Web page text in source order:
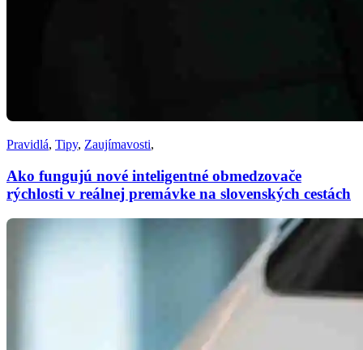
Pravidlá, Tipy, Zaujímavosti,
Ako fungujú nové inteligentné obmedzovače
rýchlosti v reálnej premávke na slovenských cestách